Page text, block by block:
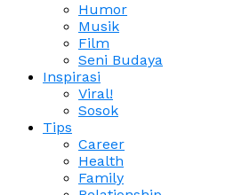
Humor
Musik
Film
Seni Budaya
Inspirasi
Viral!
Sosok
Tips
Career
Health
Family